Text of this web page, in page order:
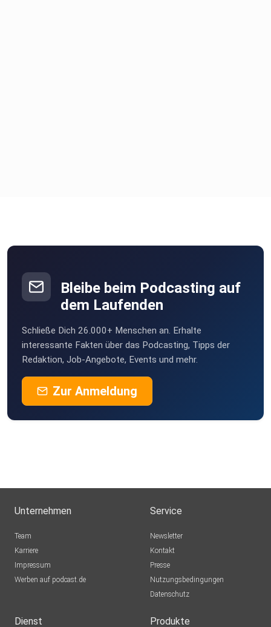
Bleibe beim Podcasting auf
dem Laufenden
Schließe Dich 26.000+ Menschen an. Erhalte
interessante Fakten über das Podcasting, Tipps der
Redaktion, Job-Angebote, Events und mehr.
Zur Anmeldung
Unternehmen
Team
Karriere
Impressum
Werben auf podcast.de
Service
Newsletter
Kontakt
Presse
Nutzungsbedingungen
Datenschutz
Dienst Produkte